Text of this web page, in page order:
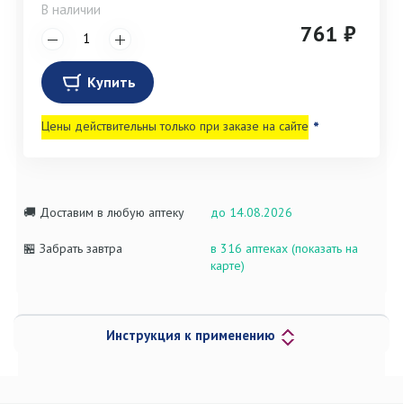
В наличии
761 ₽
Купить
Цены действительны только при заказе на сайте *
🚚 Доставим в любую аптеку до 14.08.2026
🏪 Забрать завтра
в 316 аптеках (показать на
карте)
Инструкция к применению